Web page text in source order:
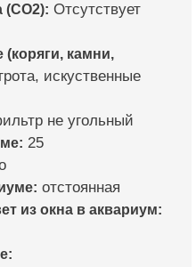
(CO2): Отсутствует
(коряги, камни,
искуственные
не угольный
25
отстоянная
из окна в аквариум: